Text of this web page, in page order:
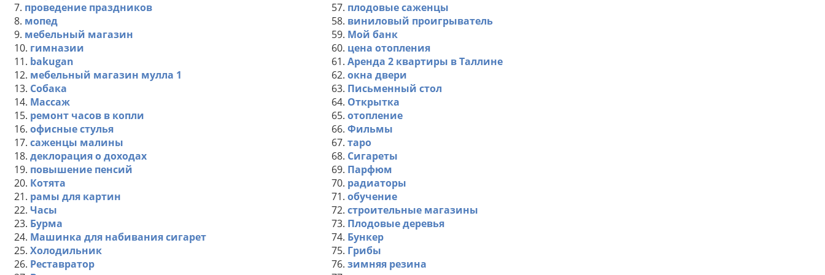
7. проведение праздников
8. мопед
9. мебельный магазин
10. гимназии
11. bakugan
12. мебельный магазин мулла 1
13. Собака
14. Массаж
15. ремонт часов в копли
16. офисные стулья
17. саженцы малины
18. деклорация о доходах
19. повышение пенсий
20. Котята
21. рамы для картин
22. Часы
23. Бурма
24. Машинка для набивания сигарет
25. Холодильник
26. Реставратор
57. плодовые саженцы
58. виниловый проигрыватель
59. Мой банк
60. цена отопления
61. Аренда 2 квартиры в Таллине
62. окна двери
63. Письменный стол
64. Открытка
65. отопление
66. Фильмы
67. таро
68. Сигареты
69. Парфюм
70. радиаторы
71. обучение
72. строительные магазины
73. Плодовые деревья
74. Бункер
75. Грибы
76. зимняя резина